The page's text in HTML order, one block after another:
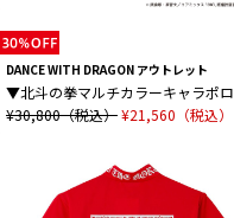
DANCE WITH DRAGON アウトレット
▼北斗の拳マルチカラーキャラポロ
¥30,800（税込）¥21,560（税込）